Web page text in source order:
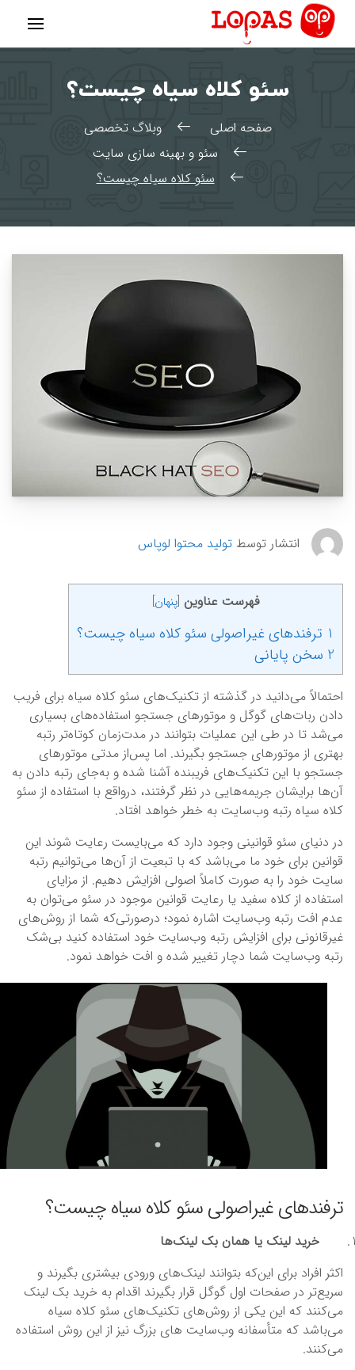
پرش
محتوا
سئو کلاه سیاه چیست؟
صفحه اصلی
وبلاگ تخصصی
سئو و بهینه سازی سایت
سئو کلاه سیاه چیست؟
انتشار توسط تولید محتوا لوپاس
فهرست عناوین [پنهان]
1 ترفندهای غیراصولی سئو کلاه سیاه چیست؟
2 سخن پایانی
احتمالاً می‌دانید در گذشته از تکنیک‌های سئو کلاه سیاه برای فریب
دادن ربات‌های گوگل و موتورهای جستجو استفاده‌های بسیاری
می‌شد تا در طی این عملیات بتوانند در مدت‌زمان کوتاه‌تر رتبه
بهتری از موتورهای جستجو بگیرند. اما پس‌از مدتی موتورهای
جستجو با این تکنیک‌های فریبنده آشنا شده و به‌جای رتبه دادن به
آن‌ها برایشان جریمه‌هایی در نظر گرفتند، درواقع با استفاده از سئو
کلاه سیاه رتبه وب‌سایت به خطر خواهد افتاد.
در دنیای سئو قوانینی وجود دارد که می‌بایست رعایت شوند این
قوانین برای خود ما می‌باشد که با تبعیت از آن‌ها می‌توانیم رتبه
سایت خود را به صورت کاملاً اصولی افزایش دهیم. از مزایای
استفاده از کلاه سفید یا رعایت قوانین موجود در سئو می‌توان به
عدم افت رتبه وب‌سایت اشاره نمود؛ درصورتی‌که شما از روش‌های
غیرقانونی برای افزایش رتبه وب‌سایت خود استفاده کنید بی‌شک
رتبه وب‌سایت شما دچار تغییر شده و افت خواهد نمود.
ترفندهای غیراصولی سئو کلاه سیاه چیست؟
خرید لینک یا همان بک لینک‌ها
اکثر افراد برای این‌که بتوانند لینک‌های ورودی بیشتری بگیرند و
سریع‌تر در صفحات اول گوگل قرار بگیرند اقدام به خرید بک لینک
می‌کنند که این یکی از روش‌های تکنیک‌های سئو کلاه سیاه
می‌باشد که متأسفانه وب‌سایت های بزرگ نیز از این روش استفاده
می‌کنند.